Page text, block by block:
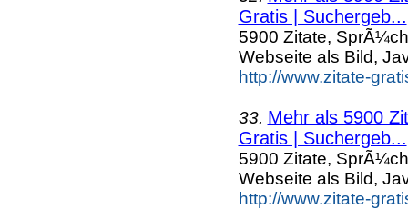
Gratis | Suchergeb...
5900 Zitate,
Webseite als Bild,
http://www.zitate-
33. Mehr als 5900
Gratis | Suchergeb...
5900 Zitate,
Webseite als Bild,
http://www.zitate-